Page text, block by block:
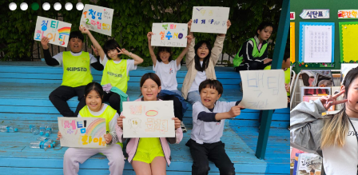
학교장 인
상징 및 교
교육비전
현황 및
교직원소
법인이사
학교운영위
학부모회
층별안내
오시는
홍보리플